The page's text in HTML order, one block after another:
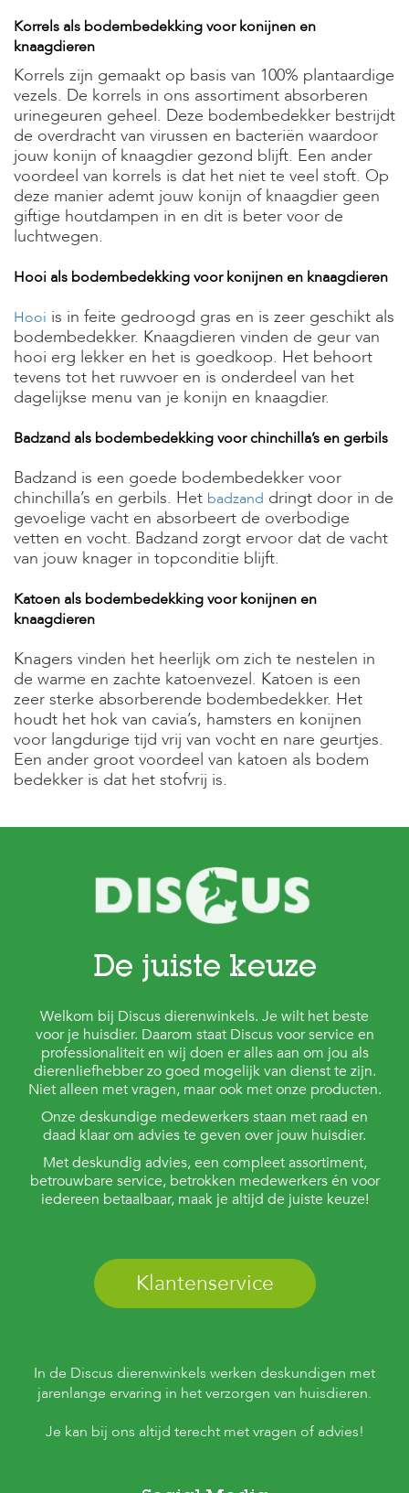
d
e
r
i
j
B
l
o
g
W
i
n
e
l
s
W
e
b
s
h
p
K
l
a
n
t
e
s
e
r
i
c
e
Korrels als bodembedekking voor konijnen en
knaagdieren
Korrels zijn gemaakt op basis van 100% plantaardige
vezels. De korrels in ons assortiment absorberen
urinegeuren geheel. Deze bodembedekker bestrijdt
de overdracht van virussen en bacteriën waardoor
jouw konijn of knaagdier gezond blijft. Een ander
voordeel van korrels is dat het niet te veel stoft. Op
deze manier ademt jouw konijn of knaagdier geen
giftige houtdampen in en dit is beter voor de
luchtwegen.
Hooi als bodembedekking voor konijnen en knaagdieren
Hooi is in feite gedroogd gras en is zeer geschikt als
bodembedekker. Knaagdieren vinden de geur van
hooi erg lekker en het is goedkoop. Het behoort
tevens tot het ruwvoer en is onderdeel van het
dagelijkse menu van je konijn en knaagdier.
Badzand als bodembedekking voor chinchilla’s en gerbils
Badzand is een goede bodembedekker voor
chinchilla’s en gerbils. Het badzand dringt door in de
gevoelige vacht en absorbeert de overbodige
vetten en vocht. Badzand zorgt ervoor dat de vacht
van jouw knager in topconditie blijft.
Katoen als bodembedekking voor konijnen en
knaagdieren
Knagers vinden het heerlijk om zich te nestelen in
de warme en zachte katoenvezel. Katoen is een
zeer sterke absorberende bodembedekker. Het
houdt het hok van cavia’s, hamsters en konijnen
voor langdurige tijd vrij van vocht en nare geurtjes.
Een ander groot voordeel van katoen als bodem
bedekker is dat het stofvrij is.
De juiste keuze
Welkom bij Discus dierenwinkels. Je wilt het beste
voor je huisdier. Daarom staat Discus voor service en
professionaliteit en wij doen er alles aan om jou als
dierenliefhebber zo goed mogelijk van dienst te zijn.
Niet alleen met vragen, maar ook met onze producten.
Onze deskundige medewerkers staan met raad en
daad klaar om advies te geven over jouw huisdier.
Met deskundig advies, een compleet assortiment,
betrouwbare service, betrokken medewerkers én voor
iedereen betaalbaar, maak je altijd de juiste keuze!
Klantenservice
In de Discus dierenwinkels werken deskundigen met
jarenlange ervaring in het verzorgen van huisdieren.
Je kan bij ons altijd terecht met vragen of advies!